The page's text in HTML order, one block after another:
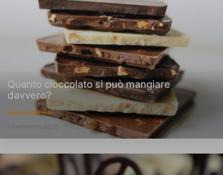
Quanto cioccolato si può mangiare
davvero?
Andrea Ballerini